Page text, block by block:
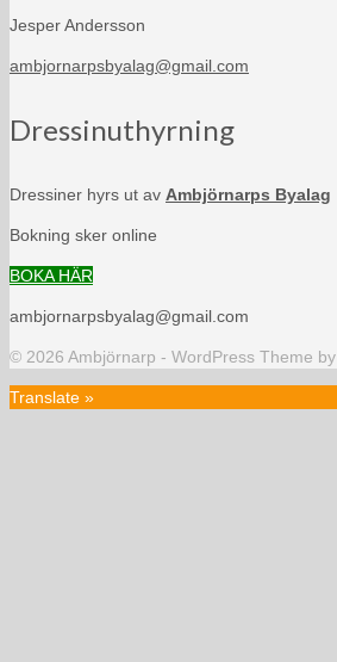
Jesper Andersson
ambjornarpsbyalag@gmail.com
Dressinuthyrning
Dressiner hyrs ut av Ambjörnarps Byalag
Bokning sker online
BOKA HÄR
ambjornarpsbyalag@gmail.com
© 2026 Ambjörnarp - WordPress Theme by
Translate »